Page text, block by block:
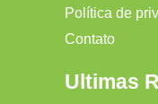
Política de
Contato
Ultimas